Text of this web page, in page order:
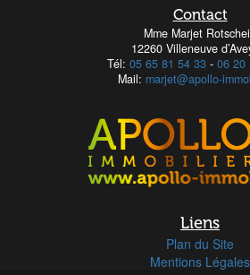
Contact
Mme Marjet
12260 Villeneuve
Tél: 05 65 81 54 33- 06 20
Mail: marjet@apollo-
Liens
Plan du Site
Mentions Légales